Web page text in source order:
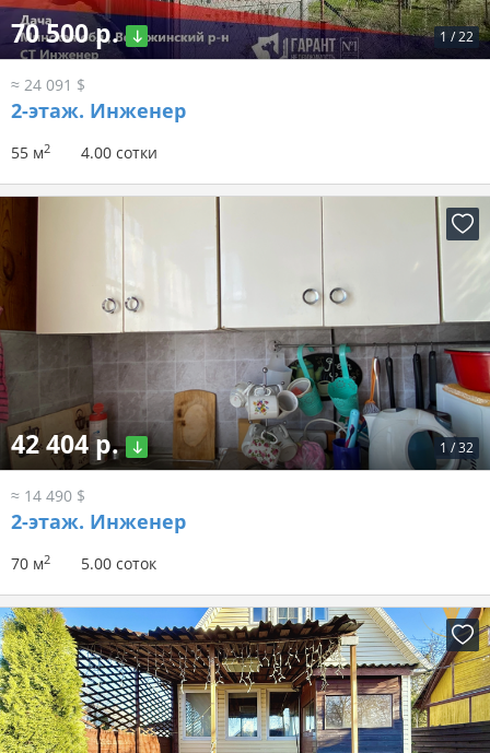
1 /22
70 500 р.
≈ 24 091 $
2-этаж. Инженер
55 м2 4.00 сотки
1 /32
42 404 р.
≈ 14 490 $
2-этаж. Инженер
70 м2 5.00 соток